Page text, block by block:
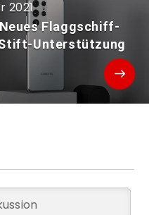
2021
Flaggschiff-
Unterstützung